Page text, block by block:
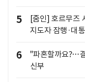
5
[줌인] 호르무즈
지도자 잠행·대
6
"파혼할까요?…
신부